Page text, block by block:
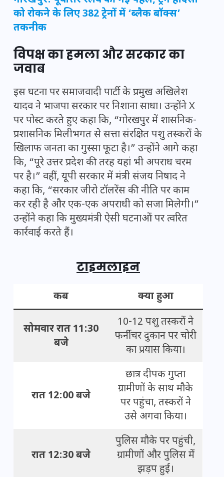
को रोकने के लिए 382 ट्रेनों में ‘ब्लैक बॉक्स’
तकनीक
विपक्ष का हमला और सरकार का
जवाब
इस घटना पर समाजवादी पार्टी के प्रमुख अखिलेश
यादव ने भाजपा सरकार पर निशाना साधा। उन्होंने X
पर पोस्ट करते हुए कहा कि, “गोरखपुर में शासनिक-
प्रशासनिक मिलीभगत से सत्ता संरक्षित पशु तस्करों के
खिलाफ जनता का गुस्सा फूटा है।” उन्होंने आगे कहा
कि, “पूरे उत्तर प्रदेश की तरह यहां भी अपराध चरम
पर है।” वहीं, यूपी सरकार में मंत्री संजय निषाद ने
कहा कि, “सरकार जीरो टॉलरेंस की नीति पर काम
कर रही है और एक-एक अपराधी को सजा मिलेगी।”
उन्होंने कहा कि मुख्यमंत्री ऐसी घटनाओं पर त्वरित
कार्रवाई करते हैं।
टाइमलाइन
कब क्या हुआ
सोमवार रात 11:30
बजे
10-12 पशु तस्करों ने
फर्नीचर दुकान पर चोरी
का प्रयास किया।
रात 12:00 बजे
छात्र दीपक गुप्ता
ग्रामीणों के साथ मौके
पर पहुंचा, तस्करों ने
उसे अगवा किया।
रात 12:30 बजे
पुलिस मौके पर पहुंची,
ग्रामीणों और पुलिस में
झड़प हुई।